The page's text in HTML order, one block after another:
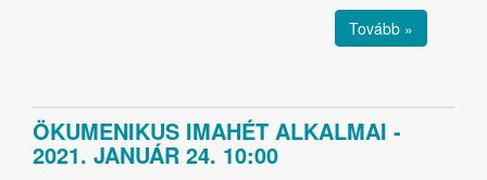
Tovább »
ÖKUMENIKUS IMAHÉT ALKALMAI -
2021. JANUÁR 24. 10:00